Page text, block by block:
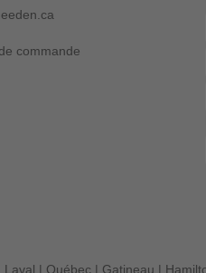
commande
Laval | Québec | Gatineau |